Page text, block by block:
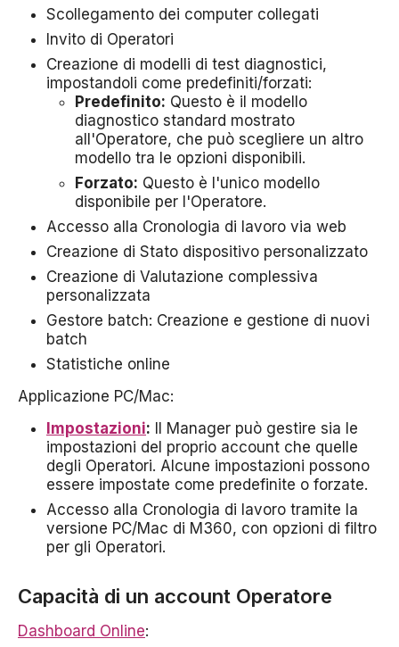
Scollegamento dei computer collegati
Invito di Operatori
Creazione di modelli di test diagnostici,
impostandoli come predefiniti/forzati:
Predefinito: Questo è il modello
diagnostico standard mostrato
all'Operatore, che può scegliere un altro
modello tra le opzioni disponibili.
Forzato: Questo è l'unico modello
disponibile per l'Operatore.
Accesso alla Cronologia di lavoro via web
Creazione di Stato dispositivo personalizzato
Creazione di Valutazione complessiva
personalizzata
Gestore batch: Creazione e gestione di nuovi
batch
Statistiche online
Applicazione PC/Mac:
Impostazioni: Il Manager può gestire sia le
impostazioni del proprio account che quelle
degli Operatori. Alcune impostazioni possono
essere impostate come predefinite o forzate.
Accesso alla Cronologia di lavoro tramite la
versione PC/Mac di M360, con opzioni di filtro
per gli Operatori.
Capacità di un account Operatore
Dashboard Online: